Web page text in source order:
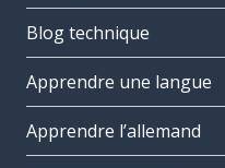
Blog technique
Apprendre une langue
Apprendre l’allemand